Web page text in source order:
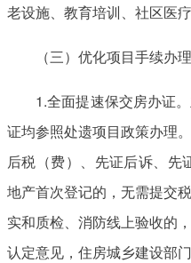
老设施、教育培训、社区医
（三）优化项目手续办理
1.全面提速保交房办证
证均参照处遗项目政策办理
后税（费）、先证后诉、先
地产首次登记的，无需提交
实和质检、消防线上验收的
认定意见，住房城乡建设部